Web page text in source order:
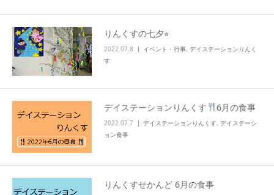
りんくすの七夕⭐︎
2022.07.8 イベント・行事, デイステーションりんく
す
デイステーションりんくす 6月の食事
2022.07.7 デイステーションりんくす, デイステーシ
ョン食事
りんくすせかんど 6月の食事